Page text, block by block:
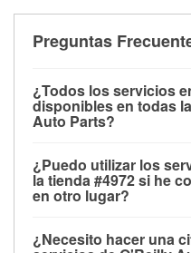
Preguntas
¿Todos los servicios
disponibles en todas
Auto Parts?
las pruebas de batería,
motor de arranque,
con O'Reilly VeriScan®
limpiaparabrisas o
¿Puedo utilizar los
la tienda #4972 si he
en otro lugar?
de O'Reilly Auto Parts
¿Necesito hacer una